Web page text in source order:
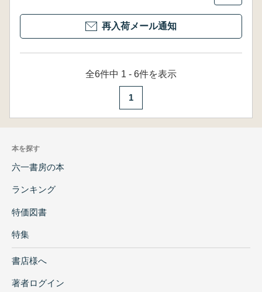
再入荷メール通知
全6件中 1 - 6件を表示
1
本を探す
六一書房の本
ランキング
特価図書
特集
書店様へ
著者ログイン